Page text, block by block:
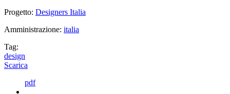
Progetto: Designers Italia
Amministrazione: italia
Tag:
design
Scarica
pdf